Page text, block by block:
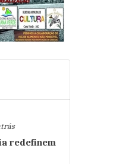
redefinem